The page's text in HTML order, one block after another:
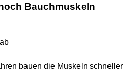
Bauchmuskeln
bauen die Muskeln schneller